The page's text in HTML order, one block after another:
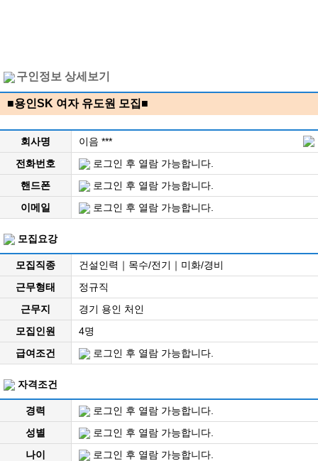
구인정보 상세보기
■용인SK 여자 유도원 모집■
회사명
이음 ***
전화번호
로그인 후 열람 가능합니다.
핸드폰
로그인 후 열람 가능합니다.
이메일
로그인 후 열람 가능합니다.
모집요강
모집직종
건설인력｜목수/전기｜미화/경비
근무형태
정규직
근무지
경기 용인 처인
모집인원
4명
급여조건
로그인 후 열람 가능합니다.
자격조건
경력
로그인 후 열람 가능합니다.
성별
로그인 후 열람 가능합니다.
나이
로그인 후 열람 가능합니다.